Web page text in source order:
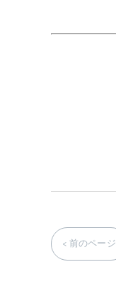
< 前のページ